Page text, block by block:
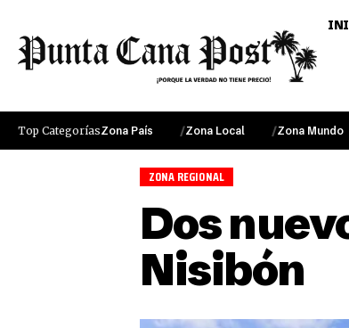
Top CategoríasZona País Zona Local Zona Mundo
ZONA REGIONAL
Dos
Nisibón